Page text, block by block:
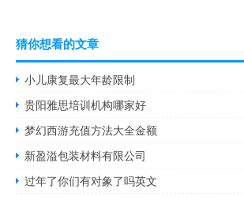
猜你想看的文章
小儿康复最大年龄限制
贵阳雅思培训机构哪家好
梦幻西游充值方法大全金额
新盈溢包装材料有限公司
过年了你们有对象了吗英文